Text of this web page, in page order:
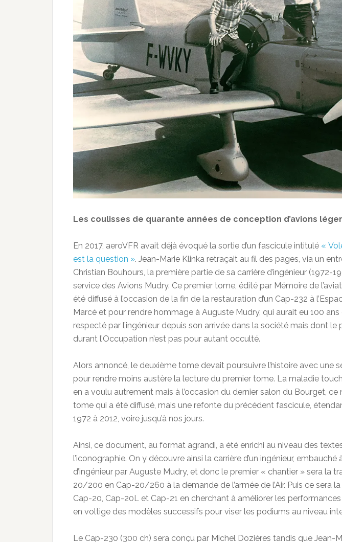
Les coulisses de quarante années de conception d’avions
En 2017, aeroVFR avait déjà évoqué la sortie d’un fascicule intitulé «
est la question ». Jean-Marie Klinka retraçait au fil des pages, via un
Christian Bouhours, la première partie de sa carrière d’ingénieur (1972-
service des Avions Mudry. Ce premier tome, édité par Mémoire de
été diffusé à l’occasion de la fin de la restauration d’un Cap-232 à
Marcé et pour rendre hommage à Auguste Mudry, qui aurait eu 100
respecté par l’ingénieur depuis son arrivée dans la société mais dont le
durant l’Occupation n’est pas pour autant occulté.
Alors annoncé, le deuxième tome devait poursuivre l’histoire avec une
pour rendre moins austère la lecture du premier tome. La maladie
en a voulu autrement mais à l’occasion du dernier salon du Bourget, ce
tome qui a été diffusé, mais une refonte du précédent fascicule,
1972 à 2012, voire jusqu’à nos jours.
Ainsi, ce document, au format agrandi, a été enrichi au niveau des
l’iconographie. On y découvre ainsi la carrière d’un ingénieur, embauché
d’ingénieur par Auguste Mudry, et donc le premier « chantier » sera la
20/200 en Cap-20/260 à la demande de l’armée de l’Air. Puis ce sera
Cap-20, Cap-20L et Cap-21 en cherchant à améliorer les
en voltige des modèles successifs pour viser les podiums au niveau
Le Cap-230 (300 ch) sera conçu par Michel Dozières tandis que Jean-